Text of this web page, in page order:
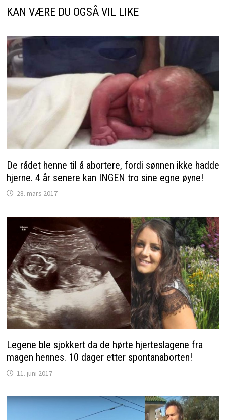
KAN VÆRE DU OGSÅ VIL LIKE
De rådet henne til å abortere, fordi sønnen ikke hadde
hjerne. 4 år senere kan INGEN tro sine egne øyne!
28. mars 2017
Legene ble sjokkert da de hørte hjerteslagene fra
magen hennes. 10 dager etter spontanaborten!
11. juni 2017